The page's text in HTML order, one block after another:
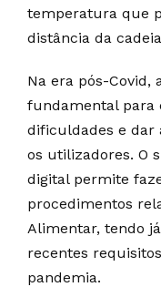
temperatura que
distância da
Na era pós-Covid,
fundamental para
dificuldades e dar
os utilizadores. O
digital permite
procedimentos
Alimentar, tendo
recentes
pandemia.